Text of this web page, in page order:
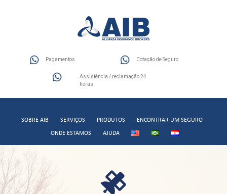
Pagamentos Cotação de Seguro
Assistência / reclamação 24
horas
SOBRE AIB SERVIÇOS PRODUTOS ENCONTRAR UM SEGURO
ONDE ESTAMOS AJUDA